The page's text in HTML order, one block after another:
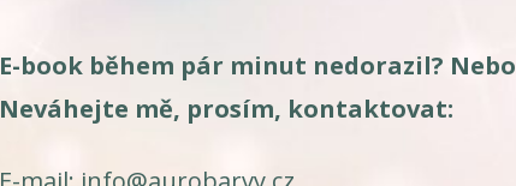
E-book během pár minut nedorazil?
Neváhejte mě, prosím, kontaktovat: